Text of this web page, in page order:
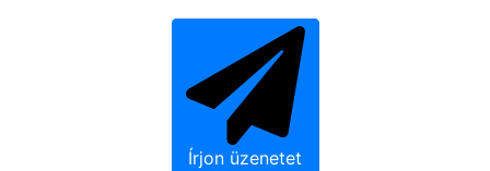
Írjon üzenetet